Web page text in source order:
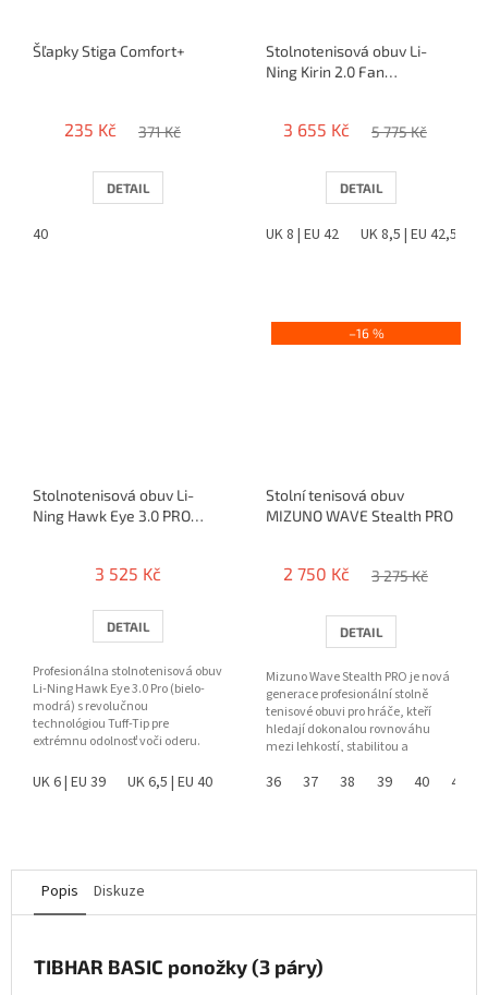
Šľapky Stiga Comfort+
235 Kč 371 Kč
DETAIL
40
Stolnotenisová obuv Li-
Ning Kirin 2.0 Fan
3 655 Kč 5 775 Kč
DETAIL
UK 8 | EU 42 UK 8,5 | EU 42,5
Stolnotenisová obuv Li-
Ning Hawk Eye 3.0 PRO
3 525 Kč
DETAIL
Profesionálna stolnotenisová obuv
Li-Ning Hawk Eye 3.0 Pro (bielo-
modrá) s revolučnou
technológiou Tuff-Tip pre
extrémnu odolnosť voči oderu.
UK 6 | EU 39 UK 6,5 | EU 40 UK 7,5 | EU 41 UK 8 | EU 42 UK 8,5
–16 %
Stolní tenisová obuv
MIZUNO WAVE Stealth PRO
2 750 Kč 3 275 Kč
DETAIL
Mizuno Wave Stealth PRO je nová
generace profesionální stolně
tenisové obuvi pro hráče, kteří
hledají dokonalou rovnováhu
mezi lehkostí, stabilitou a
36 37 38 39 40 41
Popis Diskuze
TIBHAR BASIC ponožky (3 páry)